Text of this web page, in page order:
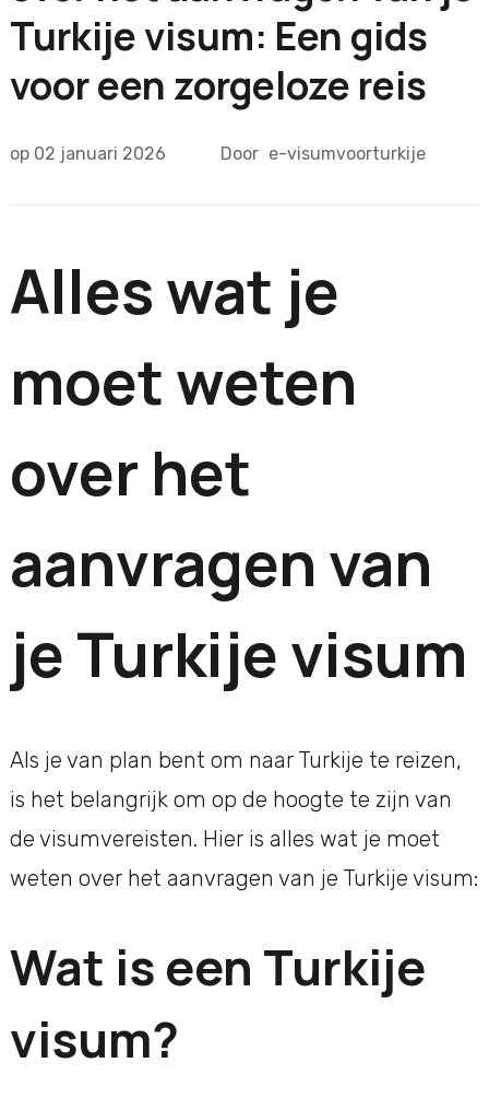
Turkije visum: Een gids
voor een zorgeloze reis
op 02 januari 2026 Door e-visumvoorturkije
Alles wat je
moet weten
over het
aanvragen van
je Turkije visum
Als je van plan bent om naar Turkije te reizen,
is het belangrijk om op de hoogte te zijn van
de visumvereisten. Hier is alles wat je moet
weten over het aanvragen van je Turkije visum:
Wat is een Turkije
visum?